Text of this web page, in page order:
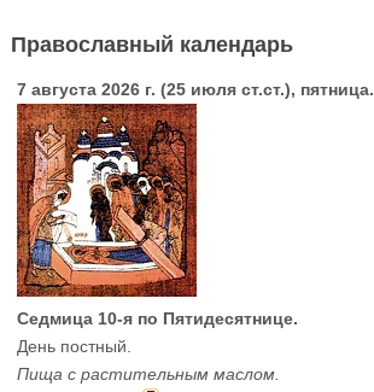
Православный календарь
7 августа 2026 г. (25 июля ст.ст.), пятница.
Седмица 10-я по Пятидесятнице.
День постный.
Пища с растительным маслом.